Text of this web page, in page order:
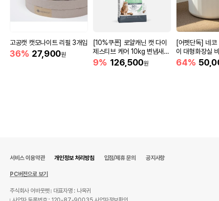
고공캣 캣모나이트 리필 3개입
36% 27,900원
[10%쿠폰] 로얄캐닌 캣 다이
제스티브 케어 10kg 변냄새
감소
9% 126,500원
[어펫단독] 네코
이 대형화장실
64%
서비스 이용약관 개인정보 처리방침 입점/제휴 문의 공지사항
PC버전으로 보기
주식회사 어바웃펫
대표자명 : 나옥귀